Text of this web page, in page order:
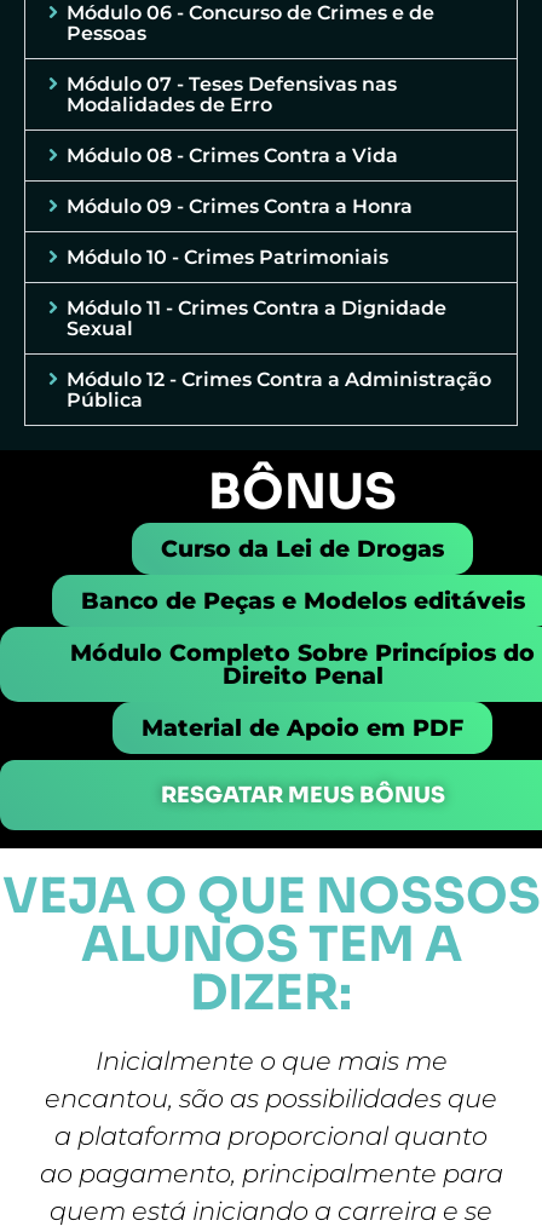
Módulo 06 - Concurso de Crimes e de
Pessoas
Módulo 07 - Teses Defensivas nas
Modalidades de Erro
Módulo 08 - Crimes Contra a Vida
Módulo 09 - Crimes Contra a Honra
Módulo 10 - Crimes Patrimoniais
Módulo 11 - Crimes Contra a Dignidade
Sexual
Módulo 12 - Crimes Contra a Administração
Pública
BÔNUS
Curso da Lei de Drogas
Banco de Peças e Modelos editáveis
Módulo Completo Sobre Princípios do
Direito Penal
Material de Apoio em PDF
RESGATAR MEUS BÔNUS
VEJA O QUE NOSSOS
ALUNOS TEM A
DIZER:
Inicialmente o que mais me
encantou, são as possibilidades que
a plataforma proporcional quanto
ao pagamento, principalmente para
quem está iniciando a carreira e se